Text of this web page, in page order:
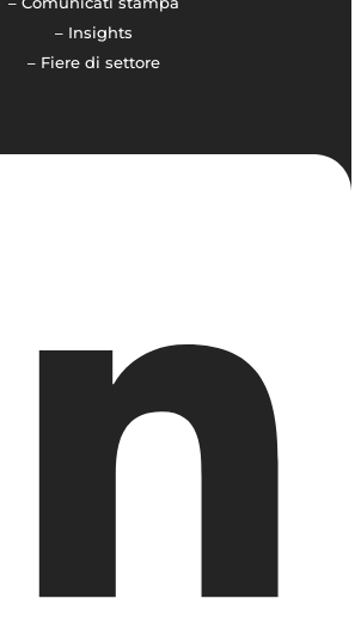
– Insights
– Fiere di settore